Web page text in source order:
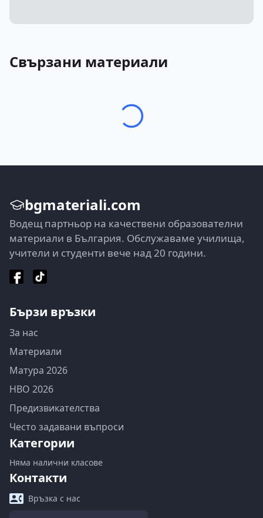
Свързани материали
bgmateriali.com
Водещ партньор на качествени образователни
материали в България. Обслужаваме училища,
учители и студенти вече над 20 години.
Бързи връзки
За нас
Материали
Матура 2026
НВО 2026
Предизвикателства
Често задавани въпроси
Категории
Няма налични класове
Контакти
Връзка с нас